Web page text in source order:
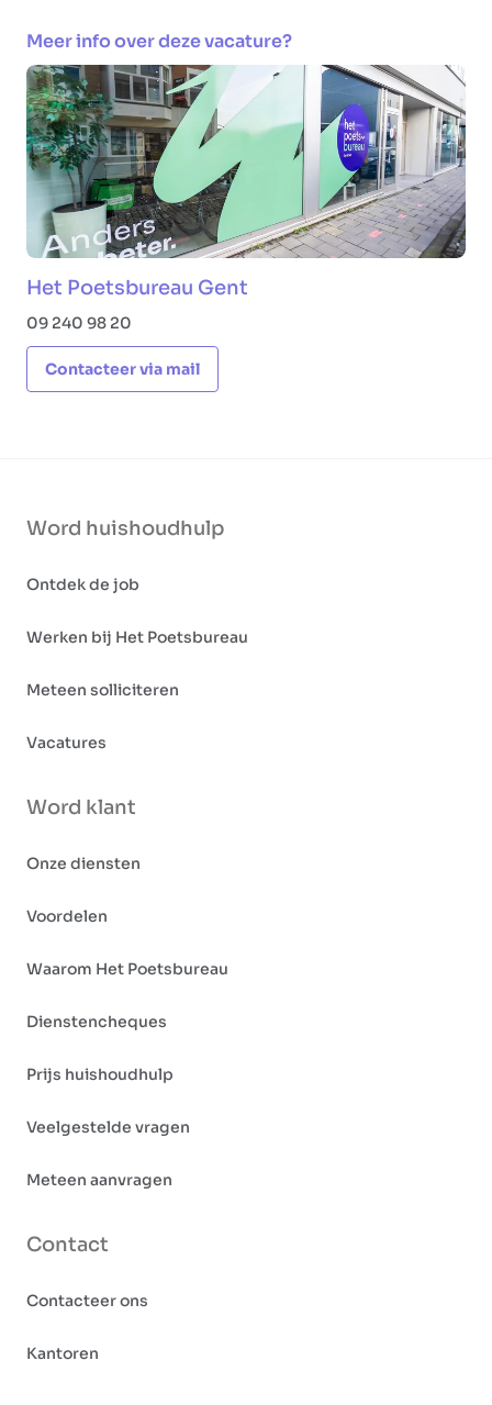
Meer info over deze vacature?
Het Poetsbureau Gent
09 240 98 20
Contacteer via mail
Word huishoudhulp
Ontdek de job
Werken bij Het Poetsbureau
Meteen solliciteren
Vacatures
Word klant
Onze diensten
Voordelen
Waarom Het Poetsbureau
Dienstencheques
Prijs huishoudhulp
Veelgestelde vragen
Meteen aanvragen
Contact
Contacteer ons
Kantoren